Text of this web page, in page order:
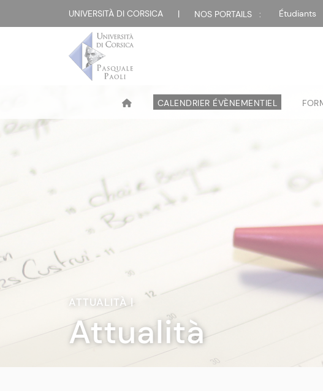
UNIVERSITÀ DI CORSICA | NOS PORTAILS : Étudiants
CALENDRIER ÉVÈNEMENTIEL
ATTUALITÀ |
Attualità